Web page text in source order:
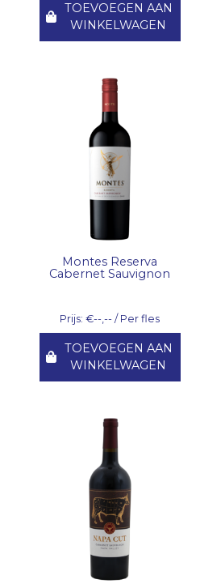
TOEVOEGEN AAN
WINKELWAGEN
Montes Reserva
Cabernet Sauvignon
Prijs: €--,-- / Per fles
TOEVOEGEN AAN
WINKELWAGEN